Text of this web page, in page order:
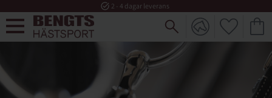
Meny
task_alt 2 - 4 dagar leverans